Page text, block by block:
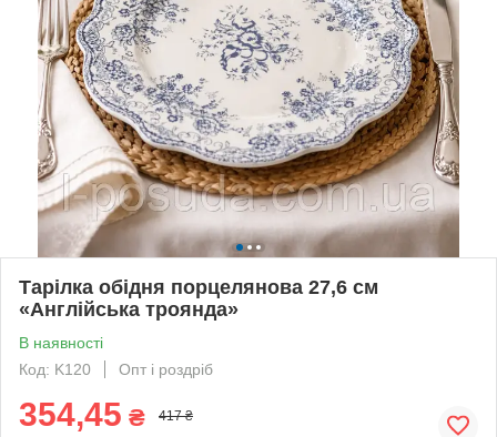
Тарілка обідня порцелянова 27,6 см
«Англійська троянда»
В наявності
Код: K120
Опт і роздріб
354,45 ₴ 417 ₴